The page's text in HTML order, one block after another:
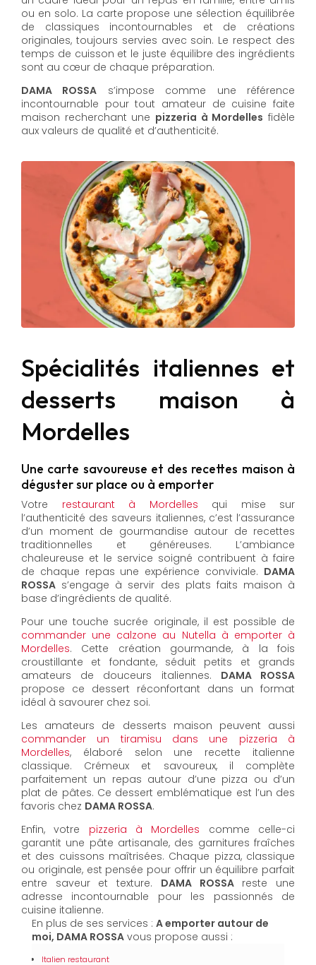
ou en solo. La carte propose une sélection équilibrée
de classiques incontournables et de créations
originales, toujours servies avec soin. Le respect des
temps de cuisson et le juste équilibre des ingrédients
sont au cœur de chaque préparation.
DAMA ROSSA s’impose comme une référence
incontournable pour tout amateur de cuisine faite
maison recherchant une pizzeria à Mordelles fidèle
aux valeurs de qualité et d’authenticité.
Spécialités italiennes et
desserts maison à
Mordelles
Une carte savoureuse et des recettes maison à
déguster sur place ou à emporter
Votre restaurant à Mordelles qui mise sur
l’authenticité des saveurs italiennes, c’est l’assurance
d’un moment de gourmandise autour de recettes
traditionnelles et généreuses. L’ambiance
chaleureuse et le service soigné contribuent à faire
de chaque repas une expérience conviviale. DAMA
ROSSA s’engage à servir des plats faits maison à
base d’ingrédients de qualité.
Pour une touche sucrée originale, il est possible de
commander une calzone au Nutella à emporter à
Mordelles. Cette création gourmande, à la fois
croustillante et fondante, séduit petits et grands
amateurs de douceurs italiennes. DAMA ROSSA
propose ce dessert réconfortant dans un format
idéal à savourer chez soi.
Les amateurs de desserts maison peuvent aussi
commander un tiramisu dans une pizzeria à
Mordelles, élaboré selon une recette italienne
classique. Crémeux et savoureux, il complète
parfaitement un repas autour d’une pizza ou d’un
plat de pâtes. Ce dessert emblématique est l’un des
favoris chez DAMA ROSSA.
Enfin, votre pizzeria à Mordelles comme celle-ci
garantit une pâte artisanale, des garnitures fraîches
et des cuissons maîtrisées. Chaque pizza, classique
ou originale, est pensée pour offrir un équilibre parfait
entre saveur et texture. DAMA ROSSAreste une
adresse incontournable pour les passionnés de
cuisine italienne.
En plus de ses services : A emporter autour de
moi, DAMA ROSSA vous propose aussi :
Italien restaurant